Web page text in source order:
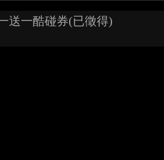
送一酷碰券(已徵得)